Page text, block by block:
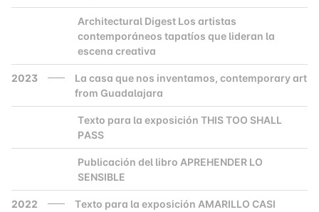
Architectural Digest Los artistas
contemporáneos tapatíos que lideran la
escena creativa
2023
La casa que nos inventamos, contemporary art
from Guadalajara
Texto para la exposición THIS TOO SHALL
PASS
Publicación del libro APREHENDER LO
SENSIBLE
2022
Texto para la exposición AMARILLO CASI